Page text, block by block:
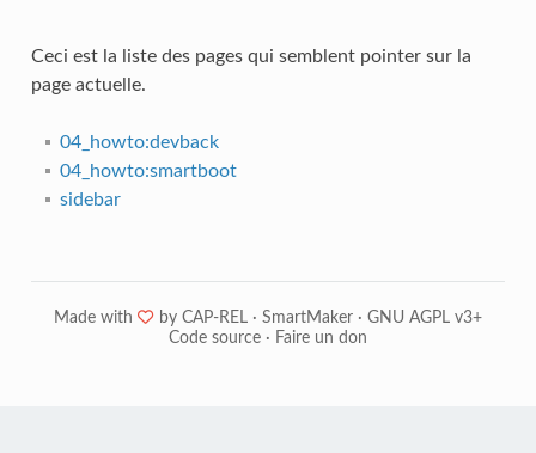
Ceci est la liste des pages qui semblent pointer sur la
page actuelle.
04_howto:devback
04_howto:smartboot
sidebar
Made with ❤ by CAP-REL · SmartMaker · GNU AGPL v3+
Code source · Faire un don